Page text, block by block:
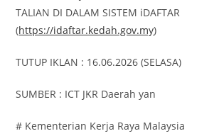
TALIAN DI DALAM SISTEM iDAFTAR
(https://idaftar.kedah.gov.my)
TUTUP IKLAN : 16.06.2026 (SELASA)
SUMBER : ICT JKR Daerah yan
# Kementerian Kerja Raya Malaysia